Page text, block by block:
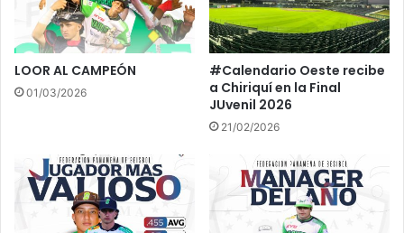
h
w
"
LOOR AL CAMPEÓN
01/03/2026
#Calendario Oeste recibe
a Chiriquí en la Final
JUvenil 2026
21/02/2026